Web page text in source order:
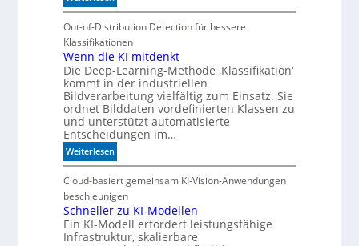
u
t
e
n
i
m
B
i
t
k
o
m
-
D
E
I
-
n
M
e
h
r
F
e
x
i
b
i
l
i
t
ä
t
Out-of-Distribution Detection für bessere
Klassifikationen
Wenn die KI mitdenkt
Die Deep-Learning-Methode ‚Klassifikation‘
kommt in der industriellen
Bildverarbeitung vielfältig zum Einsatz. Sie
ordnet Bilddaten vordefinierten Klassen zu
und unterstützt automatisierte
Entscheidungen im…
Weiterlesen:
W
e
n
n
d
i
Cloud-basiert gemeinsam KI-Vision-Anwendungen
beschleunigen
Schneller zu KI-Modellen
Ein KI-Modell erfordert leistungsfähige
Infrastruktur, skalierbare